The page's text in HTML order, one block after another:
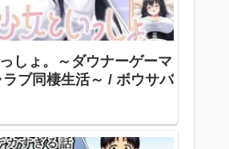
しょ。～ダウナーゲーマ
ブ同棲生活～ / ボウサバ